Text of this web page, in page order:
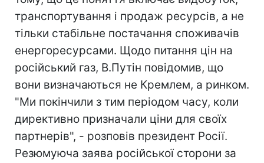
транспортування і продаж ресурсів, а не
тільки стабільне постачання споживачів
енергоресурсами. Щодо питання цін на
російський газ, В.Путін повідомив, що
вони визначаються не Кремлем, а ринком.
"Ми покінчили з тим періодом часу, коли
директивно призначали ціни для своїх
партнерів", - розповів президент Росії.
Резюмуюча заява російської сторони за